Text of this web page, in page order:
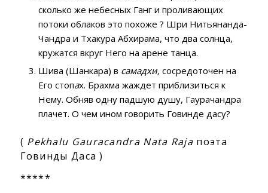
сколько же небесных Ганг и проливающих
потоки облаков это похоже ? Шри Нитьянанда-
Чандра и Тхакура Абхирама, что два солнца,
кружатся вкруг Него на арене танца.
Шива (Шанкара) в самадхи, сосредоточен на
Его стопах. Брахма жаждет приблизиться к
Нему. Обняв одну падшую душу, Гаурачандра
плачет. О чем ином говорить Говинде дасу?
( Pekhalu Gauracandra Nata Rajaпоэта
Говинды Даса )
*****